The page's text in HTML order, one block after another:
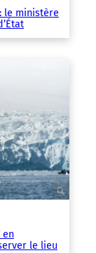
le ministère
en
le lieu